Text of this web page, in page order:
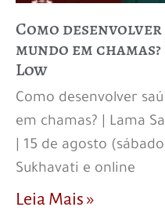
Como desenvolver
mundo em
Low
Como desenvolver
em chamas? | Lama
| 15 de agosto
Sukhavati e online
Leia Mais »